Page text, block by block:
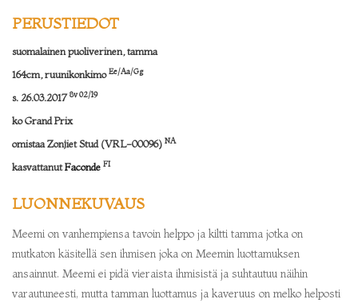
PERUSTIEDOT
suomalainen puoliverinen, tamma
164cm, ruunikonkimoEe/Aa/Gg
s. 26.03.20178v 02/19
ko Grand Prix
omistaa Zonjiet Stud (VRL-00096) NA
kasvattanutFaconde FI
LUONNEKUVAUS
Meemi on vanhempiensa tavoin helppo ja kiltti tamma jotka on
mutkaton käsitellä sen ihmisen joka on Meemin luottamuksen
ansainnut. Meemi ei pidä vieraista ihmisistä ja suhtautuu näihin
varautuneesti, mutta tamman luottamus ja kaveruus on melko helposti